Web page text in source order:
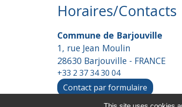
Horaires/Contacts
Commune de Barjouville
1, rue Jean Moulin
28630 Barjouville - FRANCE
+33 2 37 34 30 04
Contact par formulaire